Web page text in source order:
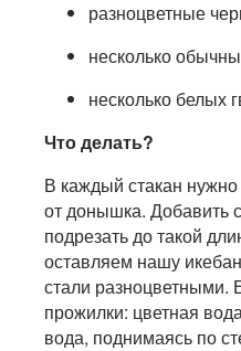
разноцветные
несколько
несколько белых
Что делать?
В каждый стакан
от донышка. Добавить
подрезать до такой
оставляем нашу
стали разноцветными.
прожилки: цветная
вода, поднимаясь по